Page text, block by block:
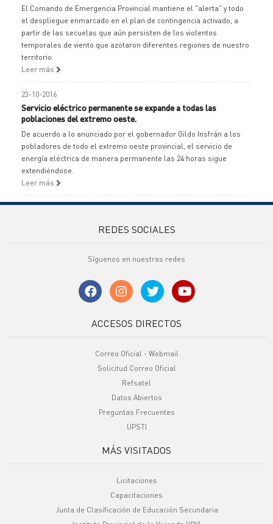
El Comando de Emergencia Provincial mantiene el "alerta" y todo
el despliegue enmarcado en el plan de contingencia activado, a
partir de las secuelas que aún persisten de los violentos
temporales de viento que azotaron diferentes regiones de nuestro
territorio.
Leer más
23-10-2016
Servicio eléctrico permanente se expande a todas las
poblaciones del extremo oeste.
De acuerdo a lo anunciado por el gobernador Gildo Insfrán a los
pobladores de todo el extremo oeste provincial, el servicio de
energía eléctrica de manera permanente las 24 horas sigue
extendiéndose.
Leer más
REDES SOCIALES
Síguenos en nuestras redes
ACCESOS DIRECTOS
Correo Oficial - Webmail
Solicitud Correo Oficial
Refsatel
Datos Abiertos
Preguntas Frecuentes
UPSTI
MÁS VISITADOS
Licitaciones
Capacitaciones
Junta de Clasificación de Educación Secundaria